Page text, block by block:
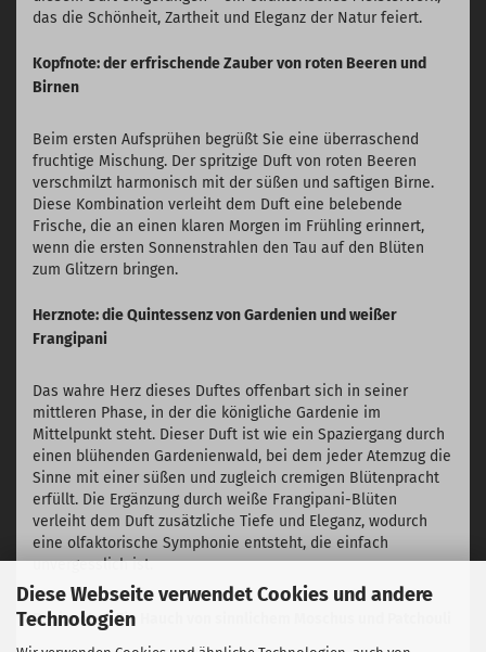
Diese Webseite verwendet Cookies und andere
Technologien
das die Schönheit, Zartheit und Eleganz der Natur feiert.
Kopfnote: der erfrischende Zauber von roten Beeren und
Birnen
Beim ersten Aufsprühen begrüßt Sie eine überraschend
fruchtige Mischung. Der spritzige Duft von roten Beeren
verschmilzt harmonisch mit der süßen und saftigen Birne.
Diese Kombination verleiht dem Duft eine belebende
Frische, die an einen klaren Morgen im Frühling erinnert,
wenn die ersten Sonnenstrahlen den Tau auf den Blüten
zum Glitzern bringen.
Herznote: die Quintessenz von Gardenien und weißer
Frangipani
Das wahre Herz dieses Duftes offenbart sich in seiner
mittleren Phase, in der die königliche Gardenie im
Mittelpunkt steht. Dieser Duft ist wie ein Spaziergang durch
einen blühenden Gardenienwald, bei dem jeder Atemzug die
Sinne mit einer süßen und zugleich cremigen Blütenpracht
erfüllt. Die Ergänzung durch weiße Frangipani-Blüten
verleiht dem Duft zusätzliche Tiefe und Eleganz, wodurch
eine olfaktorische Symphonie entsteht, die einfach
unvergesslich ist.
Basisnote – Ein Hauch von sinnlichem Moschus und Patchouli